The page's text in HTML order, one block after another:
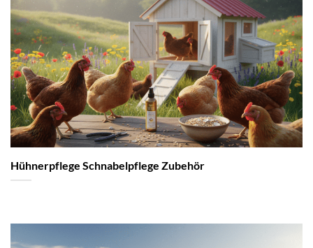
Hühnerpflege Schnabelpflege Zubehör